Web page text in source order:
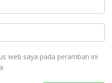
web saya pada peramban ini